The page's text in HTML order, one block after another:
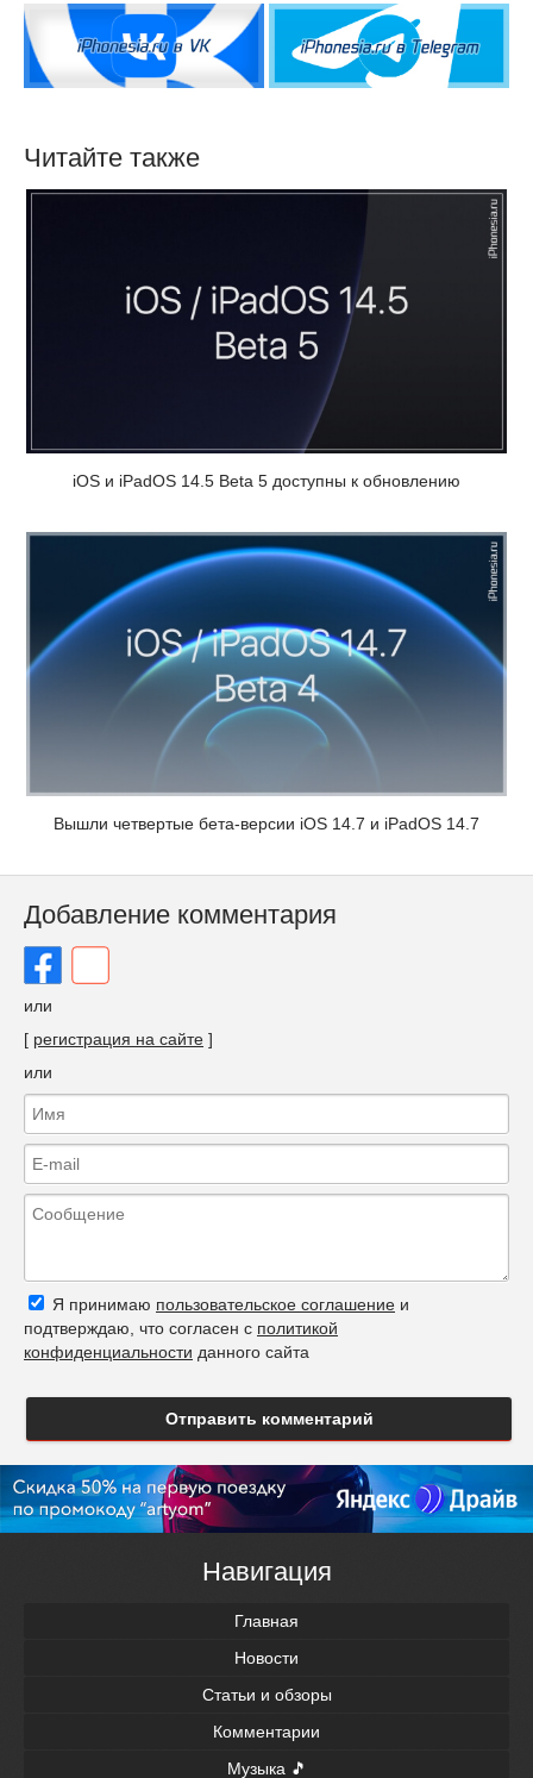
Читайте также
iOS и iPadOS 14.5 Beta 5 доступны к обновлению
Вышли четвертые бета-версии iOS 14.7 и iPadOS 14.7
Добавление комментария
или
[ регистрация на сайте ]
или
Я принимаю пользовательское соглашение и
подтверждаю, что согласен с политикой
конфиденциальности данного сайта
Отправить комментарий
Навигация
Главная
Новости
Статьи и обзоры
Комментарии
Музыка 🎵